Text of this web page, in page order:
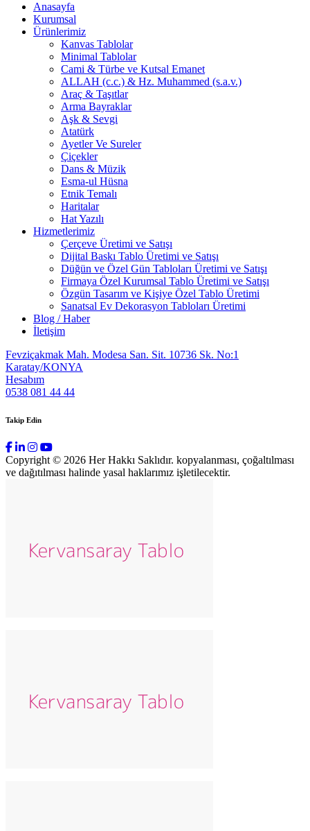
Anasayfa
Kurumsal
Ürünlerimiz
Kanvas Tablolar
Minimal Tablolar
Cami & Türbe ve Kutsal Emanet
ALLAH (c.c.) & Hz. Muhammed (s.a.v.)
Araç & Taşıtlar
Arma Bayraklar
Aşk & Sevgi
Atatürk
Ayetler Ve Sureler
Çiçekler
Dans & Müzik
Esma-ul Hüsna
Etnik Temalı
Haritalar
Hat Yazılı
Hizmetlerimiz
Çerçeve Üretimi ve Satışı
Dijital Baskı Tablo Üretimi ve Satışı
Düğün ve Özel Gün Tabloları Üretimi ve Satışı
Firmaya Özel Kurumsal Tablo Üretimi ve Satışı
Özgün Tasarım ve Kişiye Özel Tablo Üretimi
Sanatsal Ev Dekorasyon Tabloları Üretimi
Blog / Haber
İletişim
Fevziçakmak Mah. Modesa San. Sit. 10736 Sk. No:1
Karatay/KONYA
Hesabım
0538 081 44 44
Takip Edin
Copyright © 2026 Her Hakkı Saklıdır. kopyalanması, çoğaltılması
ve dağıtılması halinde yasal haklarımız işletilecektir.